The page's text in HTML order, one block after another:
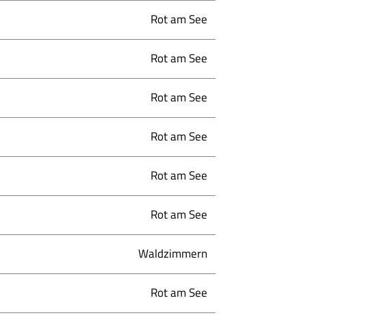
Rot am See
Rot am See
Rot am See
Rot am See
Rot am See
Rot am See
Waldzimmern
Rot am See